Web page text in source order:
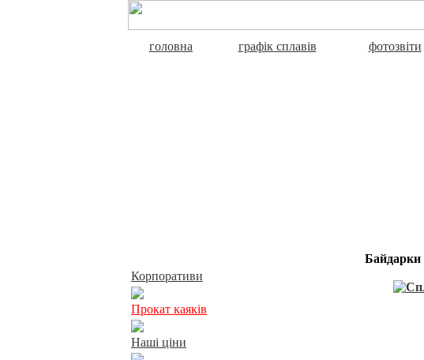
головна графік сплавів фотозвіти
Корпоративи
Прокат каяків
Наші ціни
Байдарки